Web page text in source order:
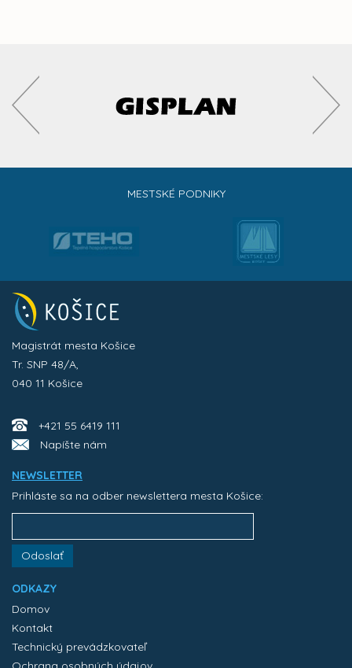
MESTSKÉ PODNIKY
Magistrát mesta Košice
Tr. SNP 48/A,
040 11 Košice
+421 55 6419 111
Napíšte nám
NEWSLETTER
Prihláste sa na odber newslettera mesta Košice:
Odoslať
ODKAZY
Domov
Kontakt
Technický prevádzkovateľ